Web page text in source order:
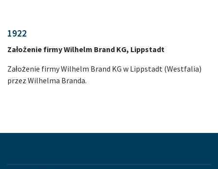
1922
Założenie firmy Wilhelm Brand KG, Lippstadt
Założenie firmy Wilhelm Brand KG w Lippstadt (Westfalia)
przez Wilhelma Branda.